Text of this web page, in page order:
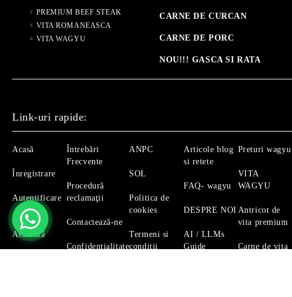
PREMIUM BEEF STEAK
VITA ROMANEASCA
VITA WAGYU
CARNE DE CURCAN
CARNE DE PORC
NOU!!! GASCA SI RATA
Link-uri rapide:
Acasă
Înregistrare
Autentificare
Căutare
Avansată
Întrebări
Frecvente
Procedură
reclamaţii
Contactează-ne
Confidențialitate
ANPC
SOL
Politica de
cookies
Termeni si
conditii
Articole blog
si retete
FAQ- wagyu
DESPRE NOI
AI / LLMs
Guide
Preturi wagyu
VITA
WAGYU
Antricot de
vita premium
Carne de vita